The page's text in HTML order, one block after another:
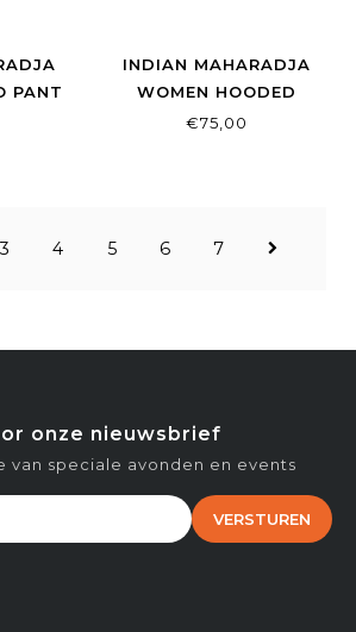
PANT
INDIAN MAHARADJA
WOMEN HOODED
JACKET WALNUT
€75,00
3 4 5 6 7
onze nieuwsbrief
van speciale avonden en events
VERSTUREN